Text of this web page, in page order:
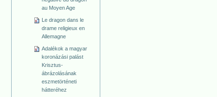
au Moyen Age
Le dragon dans le
drame religieux en
Allemagne
Adalékok a magyar
koronázási palást
Krisztus-
ábrázolásának
eszmetörténeti
hátteréhez